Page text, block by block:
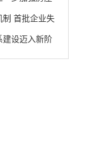
投标监管的指
制 首批企业失
建设迈入新阶